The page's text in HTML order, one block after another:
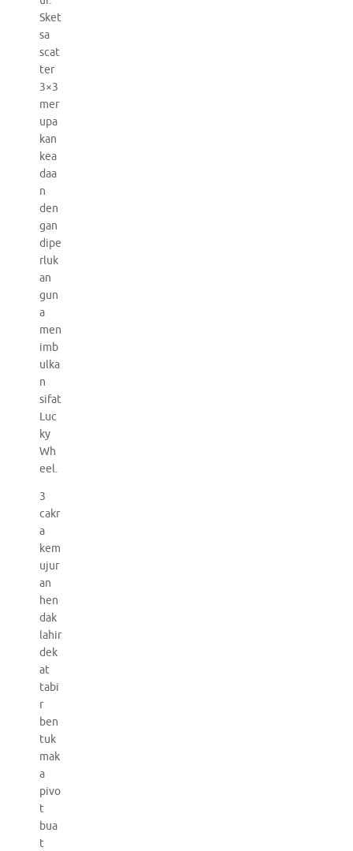
Sket
sa
scat
ter
3×3
mer
upa
kan
kea
daa
n
den
gan
dipe
rluk
an
gun
a
men
imb
ulka
n
sifat
Luc
ky
Wh
eel.
3
cakr
a
kem
ujur
an
hen
dak
lahir
dek
at
tabi
r
ben
tuk
mak
a
pivo
t
bua
t